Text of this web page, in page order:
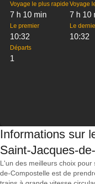
Voyage le plus rapide
7 h 10 min
Voyage
7 h 10
Le premier
10:32
Le
10:32
Départs
1
Informations sur
Saint-Jacques-
L'un des meilleurs choix
de-Compostelle est de